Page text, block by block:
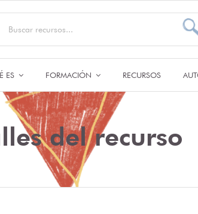
ES FORMACIÓN RECURSOS
del recurso